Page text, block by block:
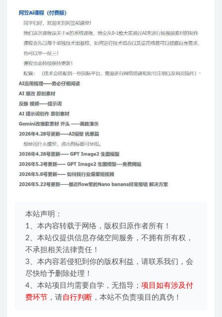
本站声明：
1、本内容转载于网络，版权归原作者所有！
2、本站仅提供信息存储空间服务，不拥有所有权，
不承担相关法律责任！
3、本内容若侵犯到你的版权利益，请联系我们，会
尽快给予删除处理！
4、本站项目均需要自学，无指导； 项目如有涉及付
费环节 ，请自行判断 ，本站不负责项目的真伪！